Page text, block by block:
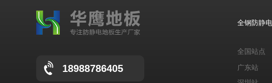
18988786405
全钢防静
全国站点
广东站